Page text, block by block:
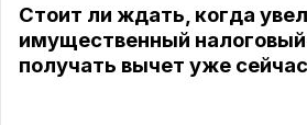
Стоит ли ждать, когда
имущественный
получать вычет уже